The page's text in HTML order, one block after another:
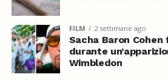
FILM 2 settimane ago
Sacha Baron Cohen
durante
Wimbledon